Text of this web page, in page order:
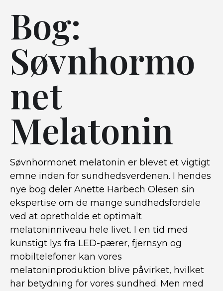
Bog:
Søvnhormo
net
Melatonin
Søvnhormonet melatonin er blevet et vigtigt
emne inden for sundhedsverdenen. I hendes
nye bog deler Anette Harbech Olesen sin
ekspertise om de mange sundhedsfordele
ved at opretholde et optimalt
melatoninniveau hele livet. I en tid med
kunstigt lys fra LED-pærer, fjernsyn og
mobiltelefoner kan vores
melatoninproduktion blive påvirket, hvilket
har betydning for vores sundhed. Men med